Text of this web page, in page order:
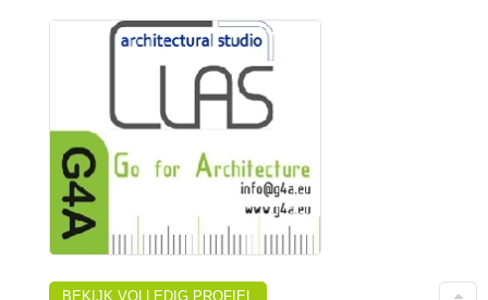
BEKIJK VOLLEDIG PROFIEL